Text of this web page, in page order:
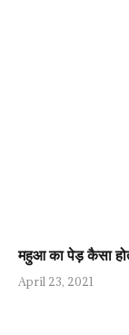
महुआ का पेड़ कैसा
April 23, 2021